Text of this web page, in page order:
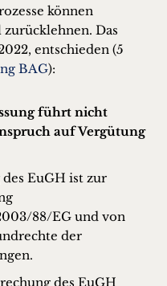
können
Das
entschieden (5
BAG):
führt nicht
auf Vergütung
EuGH ist zur
88/EG und von
der
des EuGH